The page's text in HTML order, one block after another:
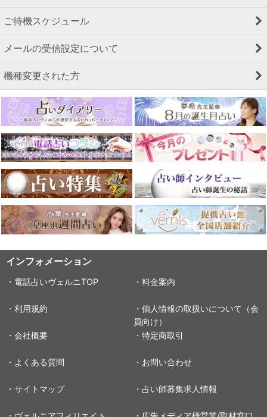
ご待機スケジュール
メールの受信設定について
機種変更された方
インフォメーション
・電話占いヴェルニTOP ・料金案内
・利用規約
・個人情報の取扱いについて（会
員向け）
・会社概要
・特定商取引
・よくある質問 ・お問い合わせ
・サイトマップ ・占い師募集求人情報